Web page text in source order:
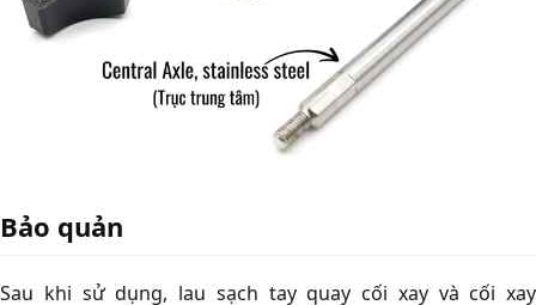
Bảo quản
Sau khi sử dụng, lau sạch tay quay cối xay và cối xay